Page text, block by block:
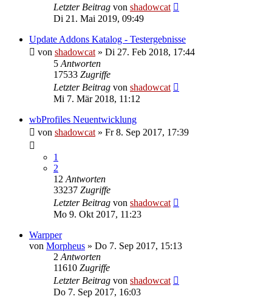
Letzter Beitrag von shadowcat
Di 21. Mai 2019, 09:49
Update Addons Katalog - Testergebnisse
von shadowcat » Di 27. Feb 2018, 17:44
5 Antworten
17533 Zugriffe
Letzter Beitrag von shadowcat
Mi 7. Mär 2018, 11:12
wbProfiles Neuentwicklung
von shadowcat » Fr 8. Sep 2017, 17:39
1
2
12 Antworten
33237 Zugriffe
Letzter Beitrag von shadowcat
Mo 9. Okt 2017, 11:23
Warpper
von Morpheus » Do 7. Sep 2017, 15:13
2 Antworten
11610 Zugriffe
Letzter Beitrag von shadowcat
Do 7. Sep 2017, 16:03